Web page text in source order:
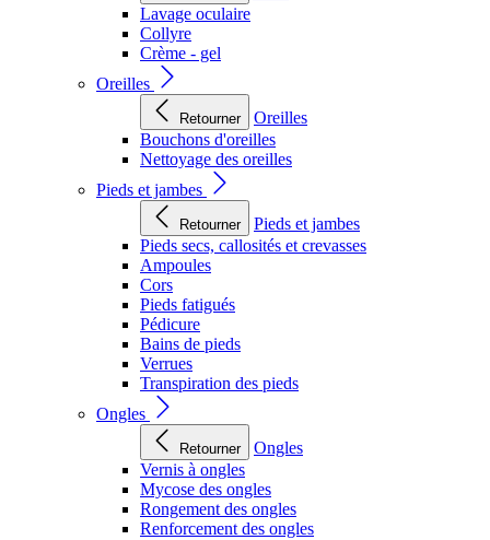
Lavage oculaire
Collyre
Crème - gel
Oreilles
Retourner
Oreilles
Bouchons d'oreilles
Nettoyage des oreilles
Pieds et jambes
Retourner
Pieds et jambes
Pieds secs, callosités et crevasses
Ampoules
Cors
Pieds fatigués
Pédicure
Bains de pieds
Verrues
Transpiration des pieds
Ongles
Retourner
Ongles
Vernis à ongles
Mycose des ongles
Rongement des ongles
Renforcement des ongles